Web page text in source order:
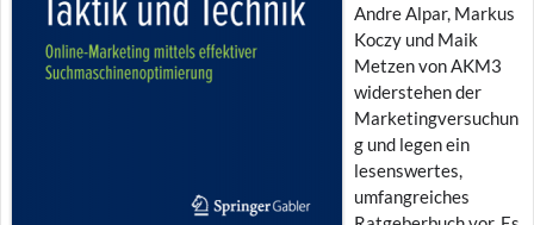
Andre Alpar, Markus
Koczy und Maik
Metzen von AKM3
widerstehen der
Marketingversuchun
g und legen ein
lesenswertes,
umfangreiches